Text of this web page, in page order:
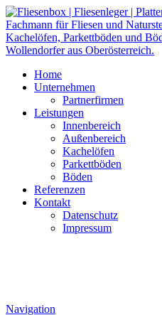
Home
Unternehmen
Partnerfirmen
Leistungen
Innenbereich
Außenbereich
Kachelöfen
Parkettböden
Böden
Referenzen
Kontakt
Datenschutz
Impressum
Navigation